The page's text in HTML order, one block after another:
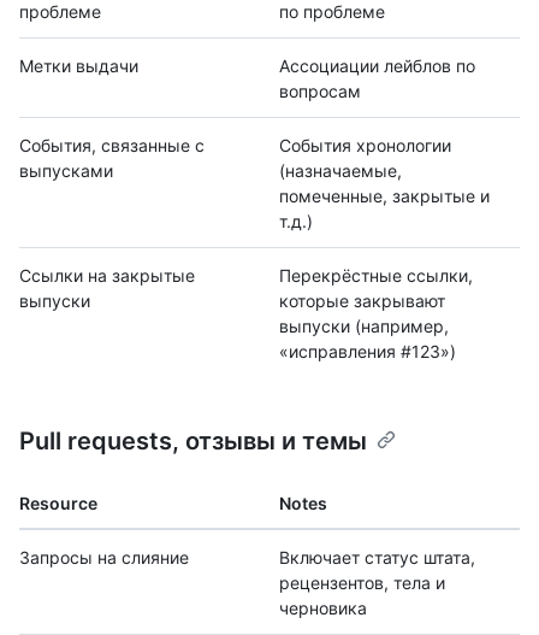
проблеме
по проблеме
Метки выдачи
Ассоциации лейблов по
вопросам
События, связанные с
выпусками
События хронологии
(назначаемые,
помеченные, закрытые и
т.д.)
Ссылки на закрытые
выпуски
Перекрёстные ссылки,
которые закрывают
выпуски (например,
«исправления #123»)
Pull requests, отзывы и темы
Resource Notes
Запросы на слияние
Включает статус штата,
рецензентов, тела и
черновика